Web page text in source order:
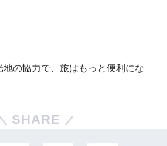
地の協力で、旅はもっと便利にな
SHARE